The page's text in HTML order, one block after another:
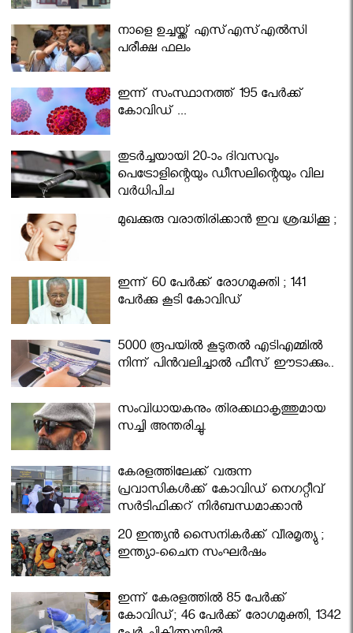
നാളെ ഉച്ചയ്ക്ക് എസ്എസ്എല്‍സി
പരീക്ഷ ഫലം
ഇന്ന് സംസ്ഥാനത്ത് 195 പേര്‍ക്ക്
കോവിഡ് ...
തുടർച്ചയായി 20-ാം ദിവസവും
പെട്രോളിന്റെയും ഡീസലിന്റെയും വില
വര്‍ധിപ്പിച്ചു
മുഖക്കുരു വരാതിരിക്കാന്‍ ഇവ ശ്രദ്ധിക്കൂ ;
ഇന്ന് 60 പേർക്ക് രോഗമുക്തി ; 141
പേര്‍ക്കു കൂടി കോവിഡ്
5000 രൂപയിൽ കൂടുതൽ എടിഎമ്മിൽ
നിന്ന് പിൻവലിച്ചാൽ ഫീസ് ഈടാക്കും..
സംവിധായകനും തിരക്കഥാകൃത്തുമായ
സച്ചി അന്തരിച്ചു.
കേരളത്തിലേക്ക് വരുന്ന
പ്രവാസികള്‍ക്ക് കോവിഡ് നെഗറ്റീവ്
സര്‍ട്ടിഫിക്കറ്റ് നിർബന്ധമാക്കാൻ
മന്ത്രിസഭ
20 ഇന്ത്യൻ സൈനികർക്ക് വീരമൃത്യു ;
ഇന്ത്യാ-ചൈന സംഘർഷം
ഇന്ന് കേരളത്തിൽ 85 പേർക്ക്
കോവിഡ്; 46 പേർക്ക് രോഗമുക്തി, 1342